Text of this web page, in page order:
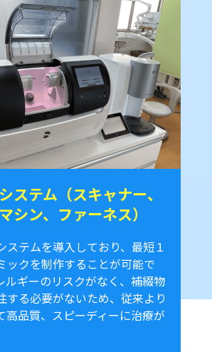
ステム（スキャナー、
シン、ファーネス）
ステムを導入しており、最短１
ックを制作することが可能で
ルギーのリスクがなく、補綴物
する必要がないため、従来より
高品質、スピーディーに治療が